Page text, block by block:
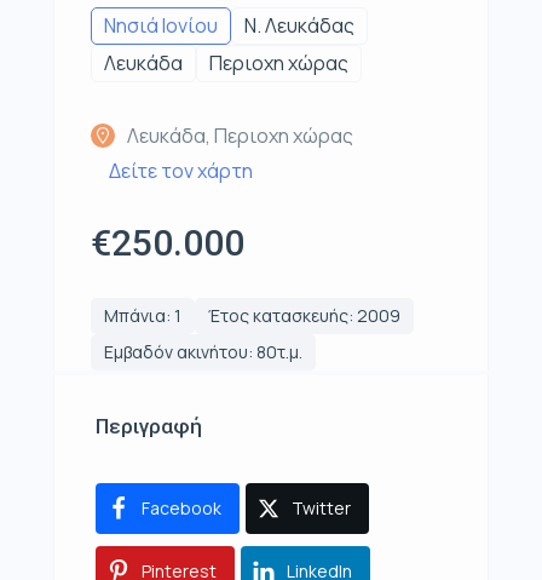
Νησιά Ιονίου
Ν. Λευκάδας
Λευκάδα
Περιοχη χώρας
Λευκάδα, Περιοχη χώρας
Δείτε τον χάρτη
€250.000
Μπάνια: 1
Έτος κατασκευής: 2009
Εμβαδόν ακινήτου: 80τ.μ.
Περιγραφή
Facebook Twitter
Pinterest LinkedIn